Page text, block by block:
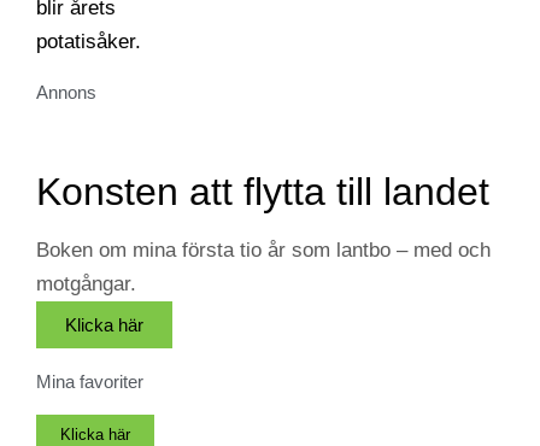
Annons
Konsten att flytta till landet
Boken om mina första tio år som lantbo – med och
motgångar.
Klicka här
Mina favoriter
Klicka här